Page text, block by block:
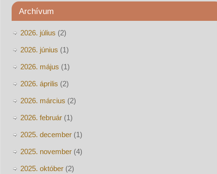
Archívum
2026. július (2)
2026. június (1)
2026. május (1)
2026. április (2)
2026. március (2)
2026. február(1)
2025. december(1)
2025. november(4)
2025. október(2)